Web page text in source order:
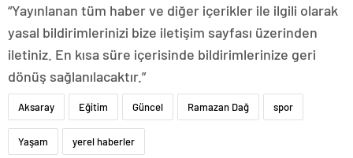
“Yayınlanan tüm haber ve diğer içerikler ile ilgili olarak
yasal bildirimlerinizi bize iletişim sayfası üzerinden
iletiniz. En kısa süre içerisinde bildirimlerinize geri
dönüş sağlanılacaktır.”
Aksaray Eğitim Güncel Ramazan Dağ spor
Yaşam yerel haberler